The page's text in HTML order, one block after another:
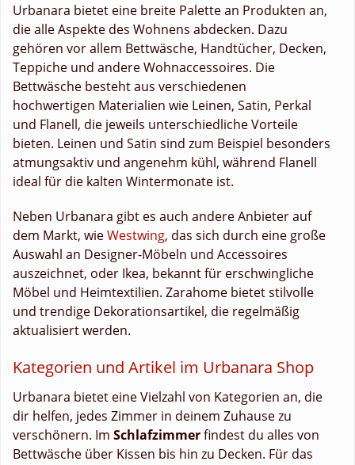
Urbanara bietet eine breite Palette an Produkten an,
die alle Aspekte des Wohnens abdecken. Dazu
gehören vor allem Bettwäsche, Handtücher, Decken,
Teppiche und andere Wohnaccessoires. Die
Bettwäsche besteht aus verschiedenen
hochwertigen Materialien wie Leinen, Satin, Perkal
und Flanell, die jeweils unterschiedliche Vorteile
bieten. Leinen und Satin sind zum Beispiel besonders
atmungsaktiv und angenehm kühl, während Flanell
ideal für die kalten Wintermonate ist.
Neben Urbanara gibt es auch andere Anbieter auf
dem Markt, wieWestwing, das sich durch eine große
Auswahl an Designer-Möbeln und Accessoires
auszeichnet, oder Ikea, bekannt für erschwingliche
Möbel und Heimtextilien. Zarahome bietet stilvolle
und trendige Dekorationsartikel, die regelmäßig
aktualisiert werden.
Kategorien und Artikel im Urbanara Shop
Urbanara bietet eine Vielzahl von Kategorien an, die
dir helfen, jedes Zimmer in deinem Zuhause zu
verschönern. Im Schlafzimmerfindest du alles von
Bettwäsche über Kissen bis hin zu Decken. Für das